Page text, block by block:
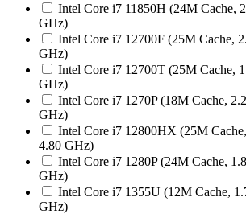
Intel Core i7 11850H (24M Cache,
GHz)
Intel Core i7 12700F (25M Cache,
GHz)
Intel Core i7 12700T (25M Cache,
GHz)
Intel Core i7 1270P (18M Cache,
GHz)
Intel Core i7 12800HX (25M
4.80 GHz)
Intel Core i7 1280P (24M Cache,
GHz)
Intel Core i7 1355U (12M Cache,
GHz)